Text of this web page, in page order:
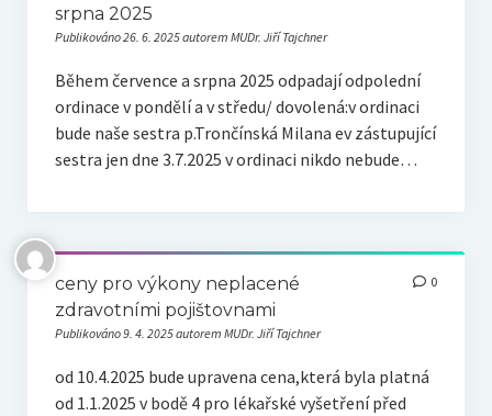
srpna 2025
Publikováno 26. 6. 2025 autorem MUDr. Jiří Tajchner
Během července a srpna 2025 odpadají odpolední
ordinace v pondělí a v středu/ dovolená:v ordinaci
bude naše sestra p.Trončínská Milana ev zástupující
sestra jen dne 3.7.2025 v ordinaci nikdo nebude…
ceny pro výkony neplacené
zdravotními pojištovnami
Publikováno 9. 4. 2025 autorem MUDr. Jiří Tajchner
0
od 10.4.2025 bude upravena cena,která byla platná
od 1.1.2025 v bodě 4 pro lékařské vyšetření před